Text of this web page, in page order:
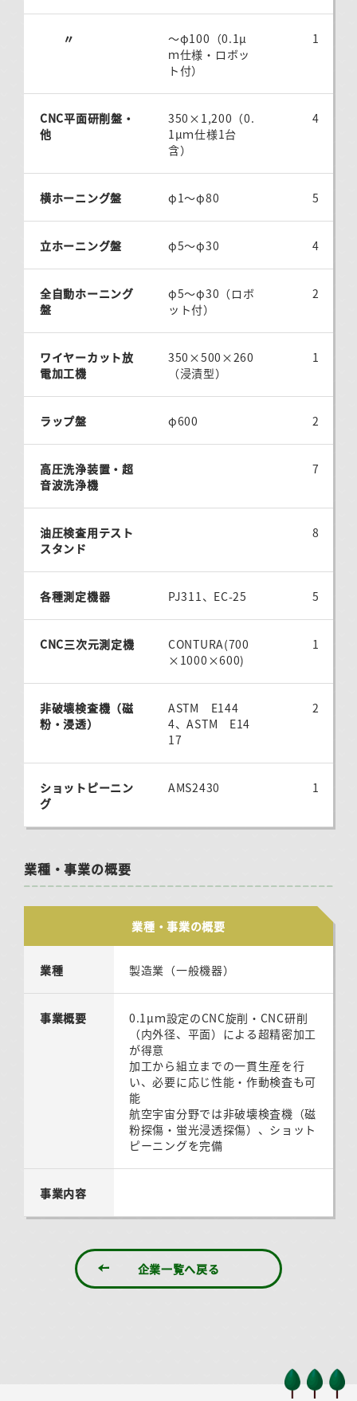
〃
～φ100（0.1μ
ｍ仕様・ロボッ
ト付）
1
CNC平面研削盤・
他
350×1,200（0.
1μｍ仕様1台
含）
4
横ホーニング盤 φ1～φ80 5
立ホーニング盤 φ5～φ30 4
全自動ホーニング
盤
φ5～φ30（ロボ
ット付）
2
ワイヤーカット放
電加工機
350×500×260
（浸漬型）
1
ラップ盤 φ600 2
高圧洗浄装置・超
音波洗浄機
7
油圧検査用テスト
スタンド
8
各種測定機器 PJ311、EC-25 5
CNC三次元測定機
CONTURA(700
×1000×600)
1
非破壊検査機（磁
粉・浸透）
ASTM E144
4、ASTM E14
17
2
ショットピーニン
グ
AMS2430 1
業種・事業の概要
業種・事業の概要
業種 製造業（一般機器）
事業概要
0.1μｍ設定のCNC旋削・CNC研削
（内外径、平面）による超精密加工
が得意
加工から組立までの一貫生産を行
い、必要に応じ性能・作動検査も可
能
航空宇宙分野では非破壊検査機（磁
粉探傷・蛍光浸透探傷）、ショット
ピーニングを完備
事業内容
企業一覧へ戻る